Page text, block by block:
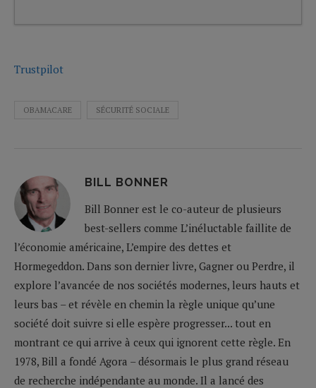
Trustpilot
OBAMACARE SÉCURITÉ SOCIALE
BILL BONNER
Bill Bonner est le co-auteur de plusieurs
best-sellers comme L’inéluctable faillite de
l’économie américaine, L’empire des dettes et
Hormegeddon. Dans son dernier livre, Gagner ou Perdre, il
explore l’avancée de nos sociétés modernes, leurs hauts et
leurs bas – et révèle en chemin la règle unique qu’une
société doit suivre si elle espère progresser... tout en
montrant ce qui arrive à ceux qui ignorent cette règle. En
1978, Bill a fondé Agora – désormais le plus grand réseau
de recherche indépendante au monde. Il a lancé des